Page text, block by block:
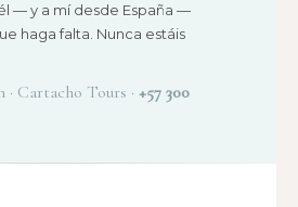
— y a mí desde España —
haga falta. Nunca estáis
Cartacho Tours · +57 300